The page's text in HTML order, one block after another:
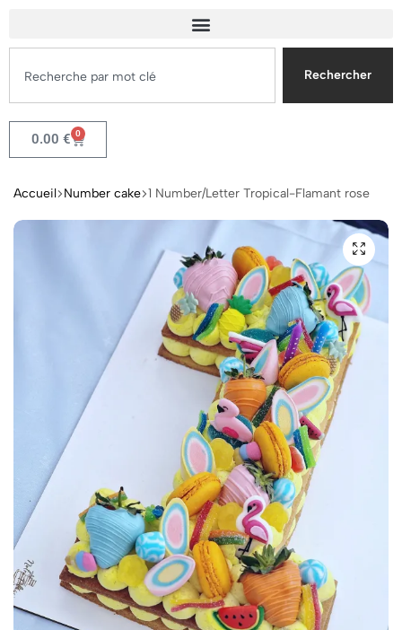
Rechercher
0.00 € 0
Accueil Number cake 1 Number/Letter Tropical-Flamant rose